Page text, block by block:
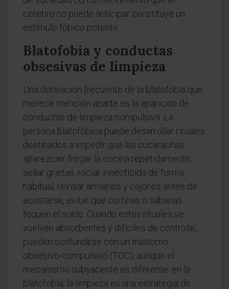
cerebro no puede anticipar constituye un
estímulo fóbico potente.
Blatofobia y conductas
obsesivas de limpieza
Una derivación frecuente de la blatofobia que
merece mención aparte es la aparición de
conductas de limpieza compulsiva. La
persona blatofóbica puede desarrollar rituales
destinados a impedir que las cucarachas
aparezcan: fregar la cocina repetidamente,
sellar grietas, rociar insecticida de forma
habitual, revisar armarios y cajones antes de
acostarse, evitar que cortinas o sábanas
toquen el suelo. Cuando estos rituales se
vuelven absorbentes y difíciles de controlar,
pueden confundirse con un trastorno
obsesivo-compulsivo (TOC), aunque el
mecanismo subyacente es diferente: en la
blatofobia, la limpieza es una estrategia de